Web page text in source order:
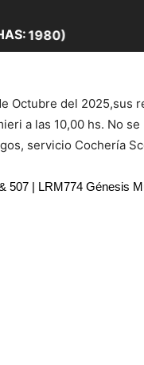
Octubre del 2025,sus
a las 10,00 hs. No
servicio Cochería
507 | LRM774 Génesis